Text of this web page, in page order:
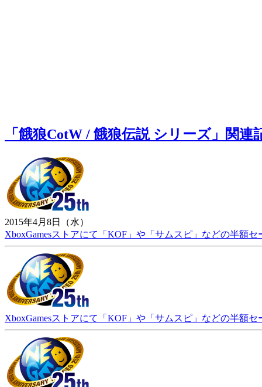
「餓狼CotW / 餓狼伝説 シリーズ」関連
2015年4月8日（水）
XboxGamesストアにて「KOF」や「サムスピ」などの半額
XboxGamesストアにて「KOF」や「サムスピ」などの半額